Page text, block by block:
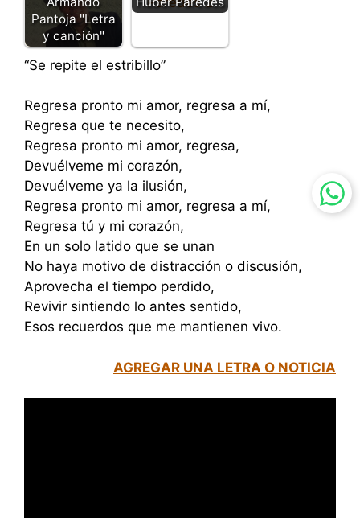
Pantoja "Letra
y canción"
“Se repite el estribillo”
Regresa pronto mi amor, regresa a mí,
Regresa que te necesito,
Regresa pronto mi amor, regresa,
Devuélveme mi corazón,
Devuélveme ya la ilusión,
Regresa pronto mi amor, regresa a mí,
Regresa tú y mi corazón,
En un solo latido que se unan
No haya motivo de distracción o discusión,
Aprovecha el tiempo perdido,
Revivir sintiendo lo antes sentido,
Esos recuerdos que me mantienen vivo.
AGREGAR UNA LETRA O NOTICIA